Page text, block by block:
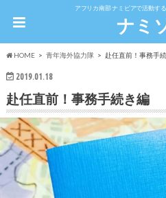
アフリカ南部 ナミビアで活動す
ナミ
HOME 青年海外協力隊 赴任直前！事務手
2019.01.18
赴任直前！事務手続き編